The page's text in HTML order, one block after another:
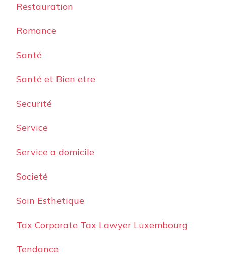
Restauration
Romance
Santé
Santé et Bien etre
Securité
Service
Service a domicile
Societé
Soin Esthetique
Tax Corporate Tax Lawyer Luxembourg
Tendance